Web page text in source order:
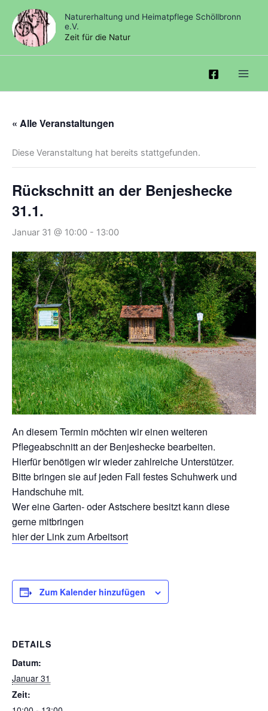
Inhalt
springen
Naturerhaltung und Heimatpflege Schöllbronn
e.V.
Zeit für die Natur
« Alle Veranstaltungen
Diese Veranstaltung hat bereits stattgefunden.
Rückschnitt an der Benjeshecke
31.1.
Januar 31 @ 10:00 - 13:00
An diesem Termin möchten wir einen weiteren
Pflegeabschnitt an der Benjeshecke bearbeiten.
Hierfür benötigen wir wieder zahlreiche Unterstützer.
Bitte bringen sie auf jeden Fall festes Schuhwerk und
Handschuhe mit.
Wer eine Garten- oder Astschere besitzt kann diese
gerne mitbringen
hier der Link zum Arbeitsort
Zum Kalender hinzufügen
DETAILS
Datum:
Januar 31
Zeit: